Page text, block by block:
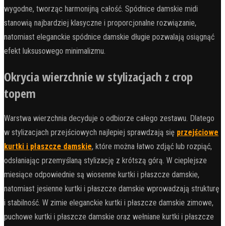
wygodne, tworząc harmonijną całość. Spódnice damskie midi
stanowią najbardziej klasyczne i proporcjonalne rozwiązanie,
natomiast eleganckie spódnice damskie długie pozwalają osiągnąć
efekt luksusowego minimalizmu.
Okrycia wierzchnie w stylizacjach z crop
topem
Warstwa wierzchnia decyduje o odbiorze całego zestawu. Dlatego
w stylizacjach przejściowych najlepiej sprawdzają się przejściowe
kurtki i płaszcze damskie, które można łatwo zdjąć lub rozpiąć,
odsłaniając przemyślaną stylizację z krótszą górą. W cieplejsze
miesiące odpowiednie są wiosenne kurtki i płaszcze damskie,
natomiast jesienne kurtki i płaszcze damskie wprowadzają strukturę
i stabilność. W zimie eleganckie kurtki i płaszcze damskie zimowe,
puchowe kurtki i płaszcze damskie oraz wełniane kurtki i płaszcze